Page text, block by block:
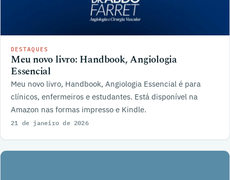
DESTAQUES
Meu novo livro: Handbook, Angiologia
Essencial
Meu novo livro, Handbook, Angiologia Essencial é para
clínicos, enfermeiros e estudantes. Está disponível na
Amazon nas formas impresso e Kindle.
21 de janeiro de 2026